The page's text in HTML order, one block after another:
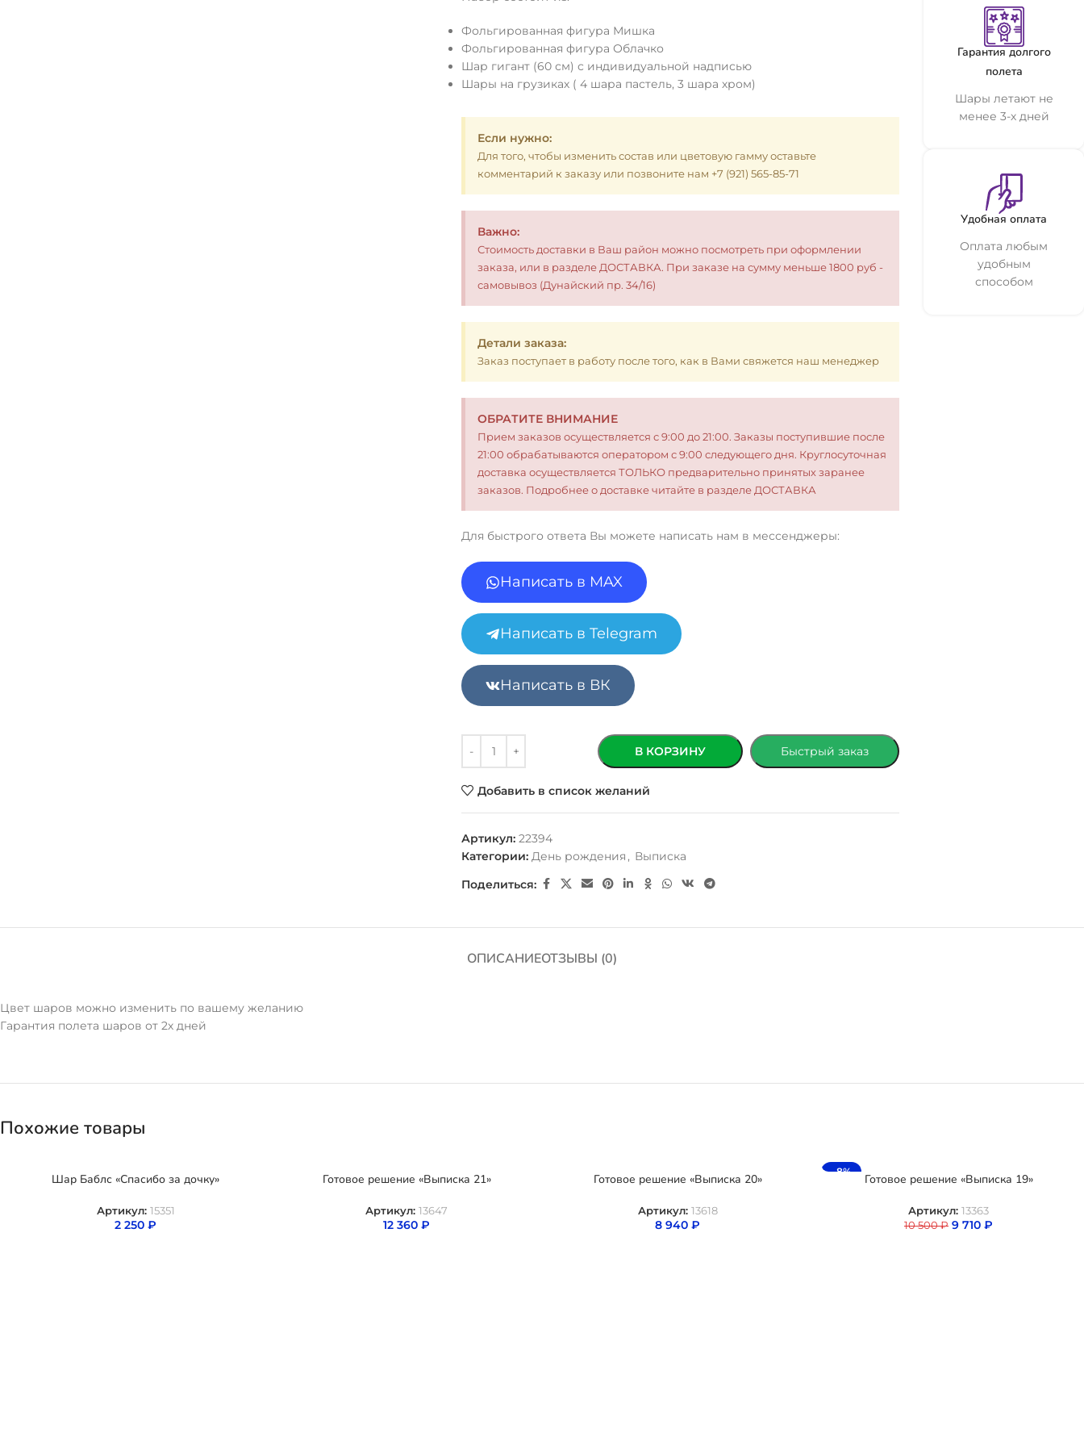
Фольгированная фигура Мишка
Фольгированная фигура Облачко
Шар гигант (60 см) с индивидуальной надписью
Шары на грузиках ( 4 шара пастель, 3 шара хром)
Если нужно:
Для того, чтобы изменить состав или цветовую гамму оставьте
комментарий к заказу или позвоните нам +7 (921) 565-85-71
Важно:
Стоимость доставки в Ваш район можно посмотреть при оформлении
заказа, или в разделе ДОСТАВКА. При заказе на сумму меньше 1800 руб -
самовывоз (Дунайский пр. 34/16)
Детали заказа:
Заказ поступает в работу после того, как в Вами свяжется наш менеджер
ОБРАТИТЕ ВНИМАНИЕ
Прием заказов осуществляется с 9:00 до 21:00. Заказы поступившие после
21:00 обрабатываются оператором с 9:00 следующего дня. Круглосуточная
доставка осуществляется ТОЛЬКО предварительно принятых заранее
заказов. Подробнее о доставке читайте в разделе ДОСТАВКА
Для быстрого ответа Вы можете написать нам в мессенджеры:
Написать в MAX
Написать в Telegram
Написать в ВК
В КОРЗИНУ Быстрый заказ
Добавить в список желаний
Артикул:22394
Категории: День рождения , Выписка
Поделиться:
Гарантия долгого
полета
Шары летают не
менее 3-х дней
Удобная оплата
Оплата любым
удобным
способом
ОПИСАНИЕОТЗЫВЫ (0)
Цвет шаров можно изменить по вашему желанию
Гарантия полета шаров от 2х дней
Похожие товары
Шар Баблс «Спасибо за дочку»
Артикул: 15351
2 250 ₽
Готовое решение «Выписка 21»
Артикул: 13647
12 360 ₽
Готовое решение «Выписка 20»
Артикул: 13618
8 940 ₽
-8%
Готовое решение «Выписка 19»
Артикул: 13363
10 500₽ 9 710 ₽